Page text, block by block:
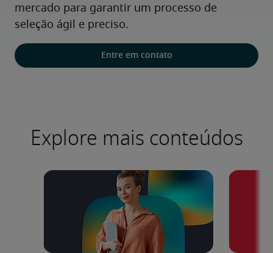
mercado para garantir um processo de
seleção ágil e preciso.
Entre em contato
Explore mais conteúdos